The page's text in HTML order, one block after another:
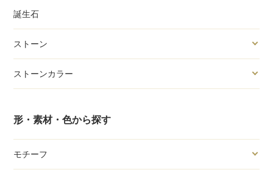
誕生石
ストーン
ストーンカラー
形・素材・色から探す
モチーフ